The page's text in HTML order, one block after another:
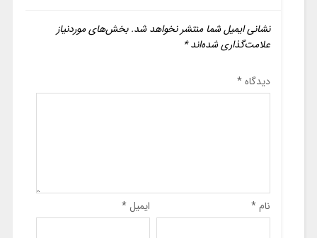
نشانی ایمیل شما منتشر نخواهد شد. بخش‌های موردنیاز
علامت‌گذاری شده‌اند*
دیدگاه*
نام* ایمیل*